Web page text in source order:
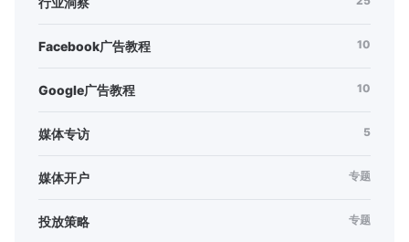
Facebook广告教程 10
Google广告教程 10
媒体专访 5
媒体开户 专题
投放策略 专题